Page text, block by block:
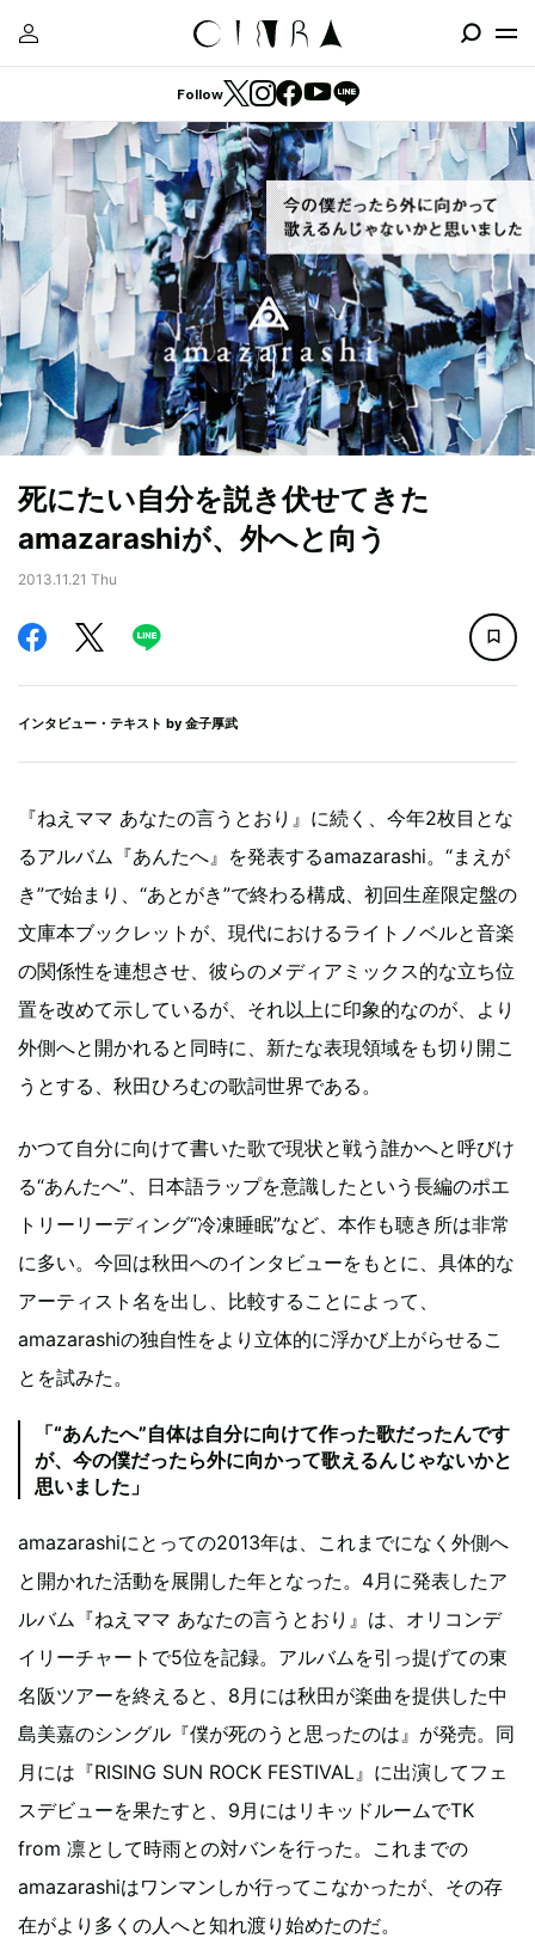
Follow
死にたい自分を説き伏せてきた
amazarashiが、外へと向う
2013.11.21 Thu
インタビュー・テキスト by 金子厚武
『ねえママ あなたの言うとおり』に続く、今年2枚目とな
るアルバム『あんたへ』を発表するamazarashi。“まえが
き”で始まり、“あとがき”で終わる構成、初回生産限定盤の
文庫本ブックレットが、現代におけるライトノベルと音楽
の関係性を連想させ、彼らのメディアミックス的な立ち位
置を改めて示しているが、それ以上に印象的なのが、より
外側へと開かれると同時に、新たな表現領域をも切り開こ
うとする、秋田ひろむの歌詞世界である。
かつて自分に向けて書いた歌で現状と戦う誰かへと呼びけ
る“あんたへ”、日本語ラップを意識したという長編のポエ
トリーリーディング“冷凍睡眠”など、本作も聴き所は非常
に多い。今回は秋田へのインタビューをもとに、具体的な
アーティスト名を出し、比較することによって、
amazarashiの独自性をより立体的に浮かび上がらせるこ
とを試みた。
「“あんたへ”自体は自分に向けて作った歌だったんです
が、今の僕だったら外に向かって歌えるんじゃないかと
思いました」
amazarashiにとっての2013年は、これまでになく外側へ
と開かれた活動を展開した年となった。4月に発表したア
ルバム『ねえママ あなたの言うとおり』は、オリコンデ
イリーチャートで5位を記録。アルバムを引っ提げての東
名阪ツアーを終えると、8月には秋田が楽曲を提供した中
島美嘉のシングル『僕が死のうと思ったのは』が発売。同
月には『RISING SUN ROCK FESTIVAL』に出演してフェ
スデビューを果たすと、9月にはリキッドルームでTK
from 凛として時雨との対バンを行った。これまでの
amazarashiはワンマンしか行ってこなかったが、その存
在がより多くの人へと知れ渡り始めたのだ。